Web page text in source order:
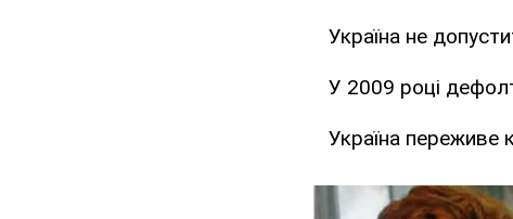
Україна не
У 2009 році
Україна переживе